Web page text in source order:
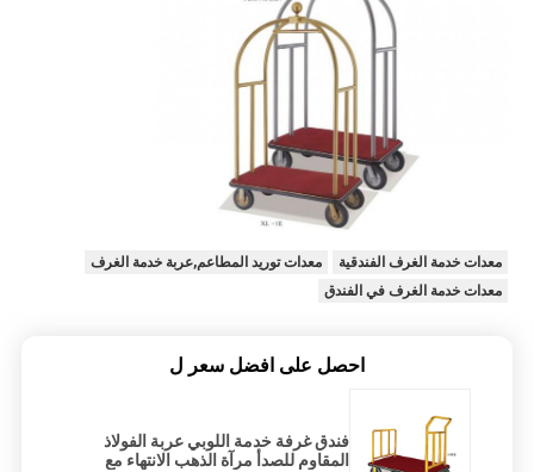
معدات خدمة الغرف الفندقية
معدات توريد المطاعم,عربة خدمة الغرف
معدات خدمة الغرف في الفندق
احصل على افضل سعر ل
فندق غرفة خدمة اللوبي عربة الفولاذ
المقاوم للصدأ مرآة الذهب الانتهاء مع